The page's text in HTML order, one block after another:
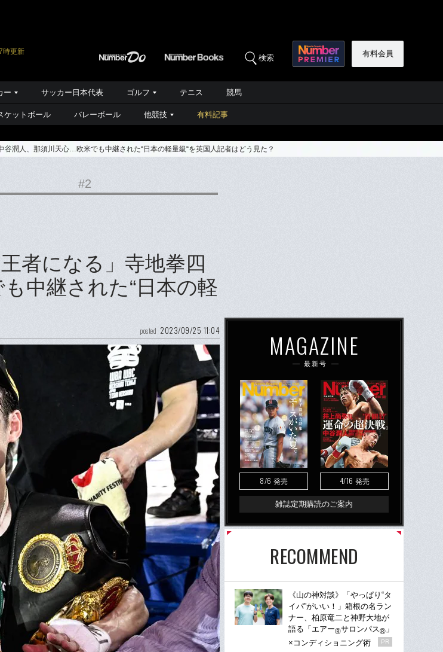
時更新
検索 有料会員
ー サッカー日本代表 ゴルフ テニス 競馬
ケットボール バレーボール 他競技 有料記事
谷潤人、那須川天心…欧米でも中継された“日本の軽量級“を英国人記者はどう見た？
#2
者になる」寺地拳四
中継された“日本の軽
posted 2023/09/25 11:04 MAGAZINE
最新号
8/6 発売 4/16 発売
雑誌定期購読のご案内
RECOMMEND
《山の神対談》「やっぱり“タ
イパ”がいい！」箱根の名ラン
ナー、柏原竜二と神野大地が
語る「エアー®サロンパス® 」
×コンディショニング術
PR